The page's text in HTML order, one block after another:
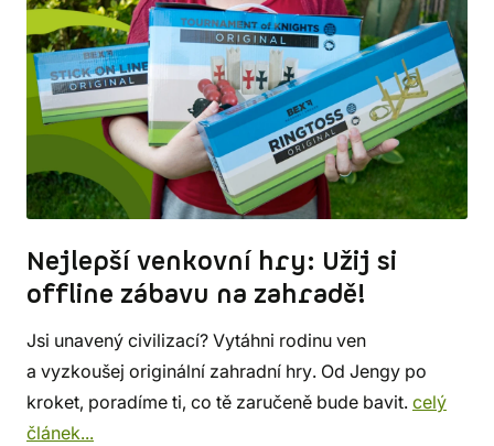
Nejlepší venkovní hry: Užij si
offline zábavu na zahradě!
Jsi unavený civilizací? Vytáhni rodinu ven
a vyzkoušej originální zahradní hry. Od Jengy po
kroket, poradíme ti, co tě zaručeně bude bavit. celý
článek...